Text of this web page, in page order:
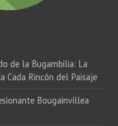
de la Bugambilia: La
Cada Rincón del Paisaje
Bougainvillea